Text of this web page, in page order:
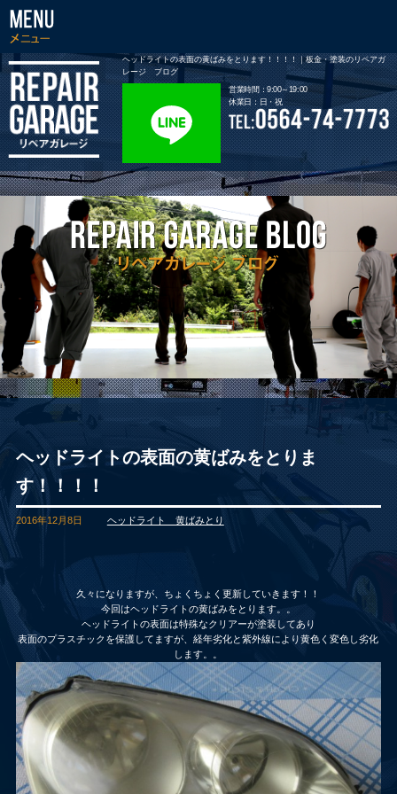
ヘッドライトの表面の黄ばみをとります！！！！｜板金・塗装のリペアガ
レージ ブログ
営業時間：9:00～19:00
休業日：日・祝
ヘッドライトの表面の黄ばみをとりま
す！！！！
2016年12月8日 ヘッドライト 黄ばみとり
久々になりますが、ちょくちょく更新していきます！！
今回はヘッドライトの黄ばみをとります。。
ヘッドライトの表面は特殊なクリアーが塗装してあり
表面のプラスチックを保護してますが、経年劣化と紫外線により黄色く変色し劣化
します。。